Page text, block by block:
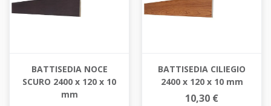
BATTISEDIA NOCE
SCURO 2400 x 120 x 10
mm
BATTISEDIA CILIEGIO
2400 x 120 x 10 mm
10,30 €